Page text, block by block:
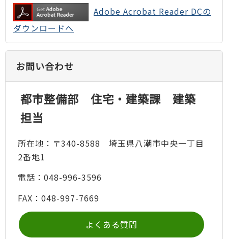
Adobe Acrobat Reader DCの
ダウンロードへ
お問い合わせ
都市整備部 住宅・建築課 建築
担当
所在地：〒340-8588 埼玉県八潮市中央一丁目
2番地1
電話：048-996-3596
FAX：048-997-7669
よくある質問